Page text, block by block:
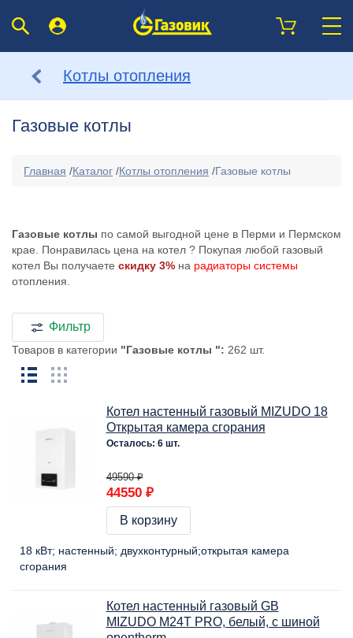
Котлы отопления
Газовые котлы
Главная /Каталог /Котлы отопления /Газовые котлы
Газовые котлы по самой выгодной цене в Перми и Пермском
крае. Понравилась цена на котел ? Покупая любой газовый
котел Вы получаете скидку 3% на радиаторы системы
отопления.
Фильтр
Товаров в категории "Газовые котлы ": 262 шт.
Котел настенный газовый MIZUDO 18
Открытая камера сгорания
Осталось: 6 шт.
49590 ₽
44550 ₽
В корзину
18 кВт настенный двухконтурный открытая камера
сгорания
Котел настенный газовый GB
MIZUDO M24Т PRO, белый, c шиной